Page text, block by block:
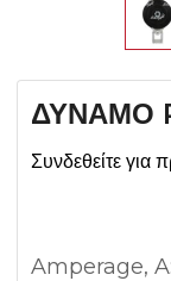
ΔΥΝΑΜΟ
Συνδεθείτε για
Amperage, A: